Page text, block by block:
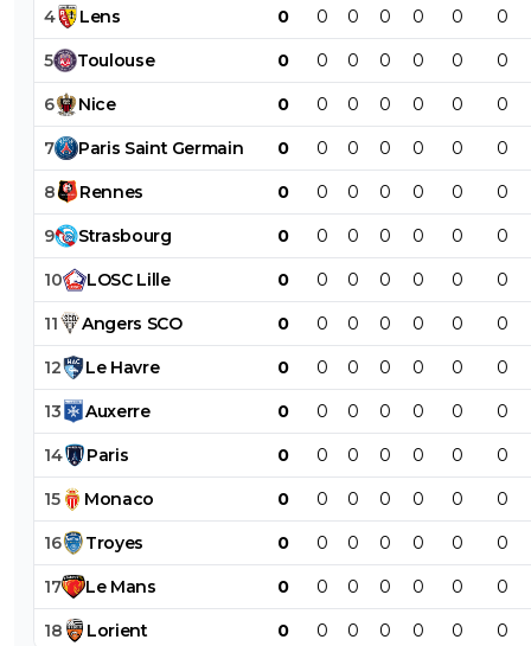
4 Lens 0 0 0 0 0 0 0
5 Toulouse 0 0 0 0 0 0 0
6 Nice 0 0 0 0 0 0 0
7 Paris Saint Germain 0 0 0 0 0 0 0
8 Rennes 0 0 0 0 0 0 0
9 Strasbourg 0 0 0 0 0 0 0
10 LOSC Lille 0 0 0 0 0 0 0
11 Angers SCO 0 0 0 0 0 0 0
12 Le Havre 0 0 0 0 0 0 0
13 Auxerre 0 0 0 0 0 0 0
14 Paris 0 0 0 0 0 0 0
15 Monaco 0 0 0 0 0 0 0
16 Troyes 0 0 0 0 0 0 0
17 Le Mans 0 0 0 0 0 0 0
18 Lorient 0 0 0 0 0 0 0